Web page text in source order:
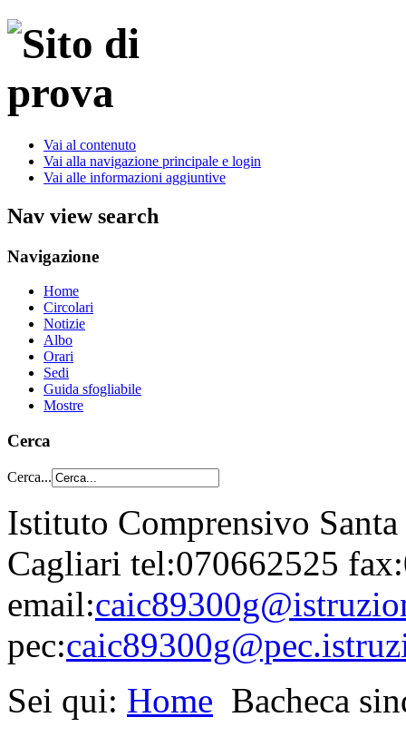
Vai al contenuto
Vai alla navigazione principale e login
Vai alle informazioni aggiuntive
Nav view search
Navigazione
Home
Circolari
Notizie
Albo
Orari
Sedi
Guida sfogliabile
Mostre
Cerca
Cerca...
Istituto Comprensivo
Cagliari tel:070662525
email:
pec:
Sei qui: Home Bacheca